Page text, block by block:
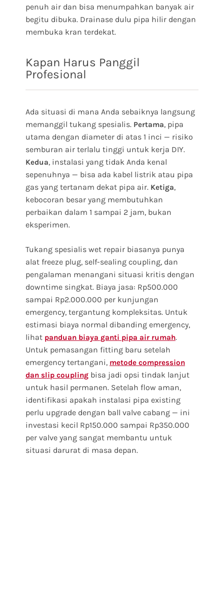
penuh air dan bisa menumpahkan banyak air
begitu dibuka. Drainase dulu pipa hilir dengan
membuka kran terdekat.
Kapan Harus Panggil
Profesional
Ada situasi di mana Anda sebaiknya langsung
memanggil tukang spesialis. Pertama, pipa
utama dengan diameter di atas 1 inci — risiko
semburan air terlalu tinggi untuk kerja DIY.
Kedua, instalasi yang tidak Anda kenal
sepenuhnya — bisa ada kabel listrik atau pipa
gas yang tertanam dekat pipa air. Ketiga,
kebocoran besar yang membutuhkan
perbaikan dalam 1 sampai 2 jam, bukan
eksperimen.
Tukang spesialis wet repair biasanya punya
alat freeze plug, self-sealing coupling, dan
pengalaman menangani situasi kritis dengan
downtime singkat. Biaya jasa: Rp500.000
sampai Rp2.000.000 per kunjungan
emergency, tergantung kompleksitas. Untuk
estimasi biaya normal dibanding emergency,
lihat panduan biaya ganti pipa air rumah.
Untuk pemasangan fitting baru setelah
emergency tertangani, metode compression
dan slip coupling bisa jadi opsi tindak lanjut
untuk hasil permanen. Setelah flow aman,
identifikasi apakah instalasi pipa existing
perlu upgrade dengan ball valve cabang — ini
investasi kecil Rp150.000 sampai Rp350.000
per valve yang sangat membantu untuk
situasi darurat di masa depan.